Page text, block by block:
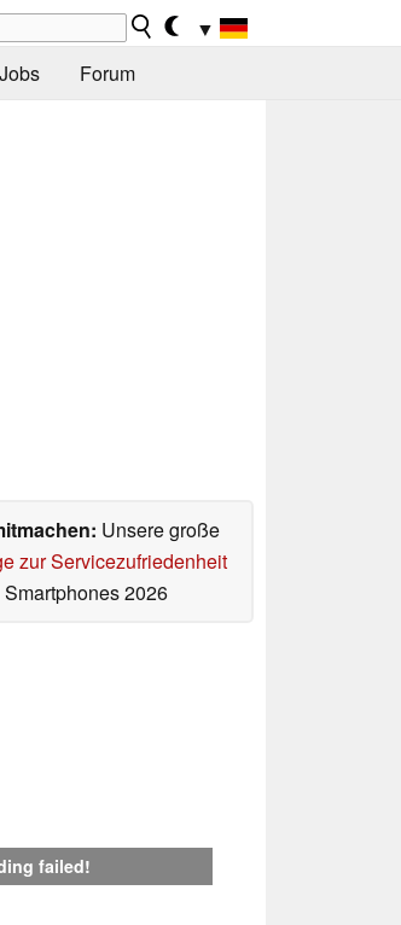
▼
Jobs Forum
Unsere große
zur Servicezufriedenheit
2026
failed!